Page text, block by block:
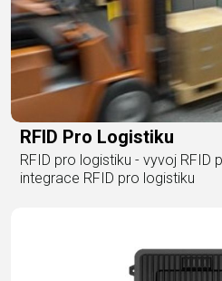
RFID Pro Logistiku
RFID pro logistiku - vyvoj RFID
integrace RFID pro logistiku